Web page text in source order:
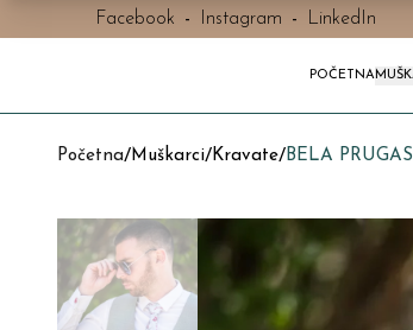
Facebook - Instagram - LinkedIn
POČETNA
Početna/Muškarci/Kravate/BELA